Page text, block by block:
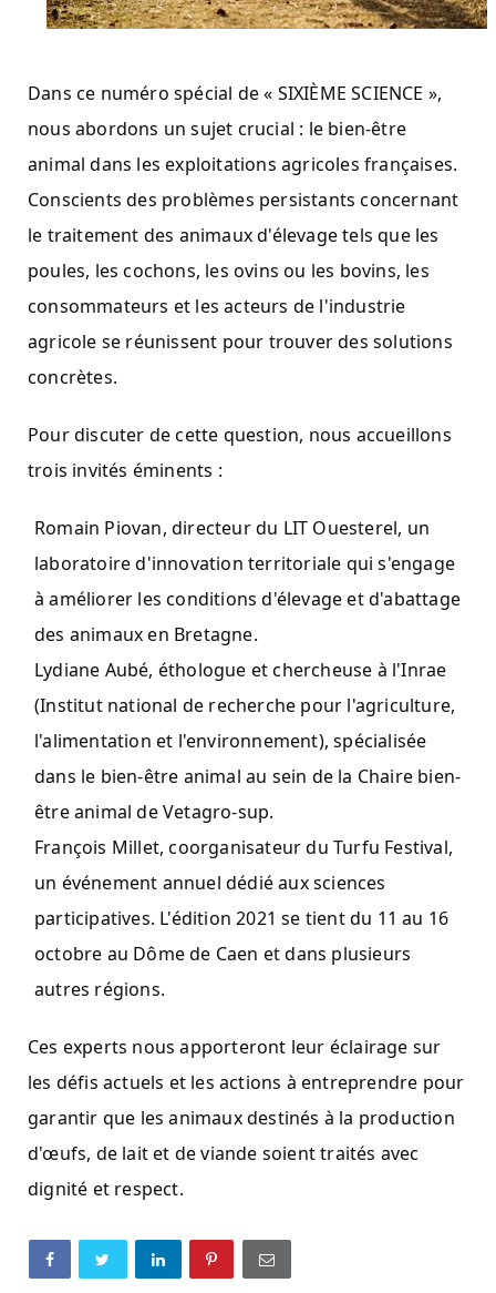
Dans ce numéro spécial de « SIXIÈME SCIENCE »,
nous abordons un sujet crucial : le bien-être
animal dans les exploitations agricoles françaises.
Conscients des problèmes persistants concernant
le traitement des animaux d'élevage tels que les
poules, les cochons, les ovins ou les bovins, les
consommateurs et les acteurs de l'industrie
agricole se réunissent pour trouver des solutions
concrètes.
Pour discuter de cette question, nous accueillons
trois invités éminents :
Romain Piovan, directeur du LIT Ouesterel, un
laboratoire d'innovation territoriale qui s'engage
à améliorer les conditions d'élevage et d'abattage
des animaux en Bretagne.
Lydiane Aubé, éthologue et chercheuse à l'Inrae
(Institut national de recherche pour l'agriculture,
l'alimentation et l'environnement), spécialisée
dans le bien-être animal au sein de la Chaire bien-
être animal de Vetagro-sup.
François Millet, coorganisateur du Turfu Festival,
un événement annuel dédié aux sciences
participatives. L'édition 2021 se tient du 11 au 16
octobre au Dôme de Caen et dans plusieurs
autres régions.
Ces experts nous apporteront leur éclairage sur
les défis actuels et les actions à entreprendre pour
garantir que les animaux destinés à la production
d'œufs, de lait et de viande soient traités avec
dignité et respect.